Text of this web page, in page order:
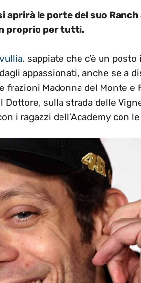
aprirà le porte del suo
proprio per tutti.
, sappiate che c’è un
appassionati, anche se a
frazioni Madonna del Monte e
sulla strada delle
i ragazzi dell’Academy con